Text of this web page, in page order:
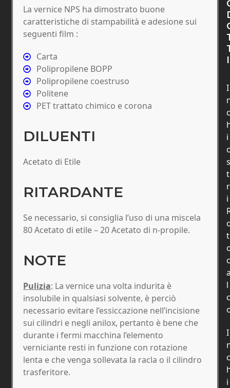
La vernice NPS ha dimostrato buone
caratteristiche di stampabilità e adesione sui
seguenti film :
Carta
Polipropilene BOPP
Polipropilene coestruso
Politene
PET trattato chimico e corona
DILUENTI
Acetato di Etile
RITARDANTE
Se necessario, si consiglia l’uso di una miscela
80 Acetato di etile – 20 Acetato di n-propile.
NOTE
Pulizia: La vernice una volta indurita è
insolubile in qualsiasi solvente, è perciò
necessario evitare l’essiccazione nell’incisione
sui cilindri e negli anilox, pertanto è bene che
durante i fermi macchina l’elemento
verniciante resti in funzione con rotazione
lenta e che venga sollevata la racla o il cilindro
trasferitore.
I
I
c
i
s
t
r
i
t
c
l
c
I
c
i